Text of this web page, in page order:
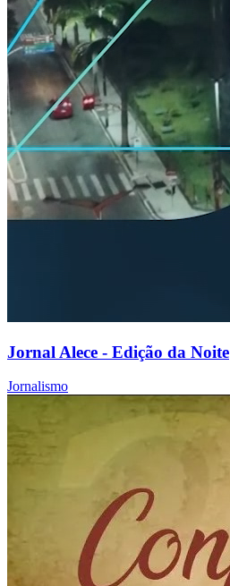
Jornal Alece - Edição da Noite
Jornalismo